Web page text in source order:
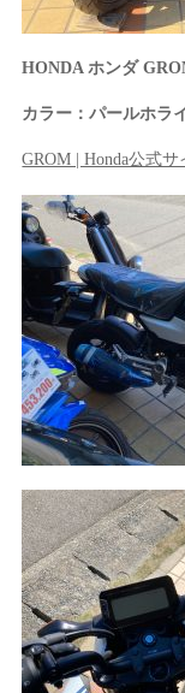
HONDA ホンダ
カラー：パールホラ
GROM | Honda公式サ